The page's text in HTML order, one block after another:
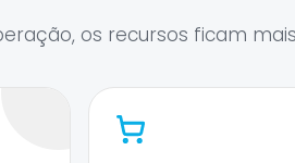
os recursos ficam